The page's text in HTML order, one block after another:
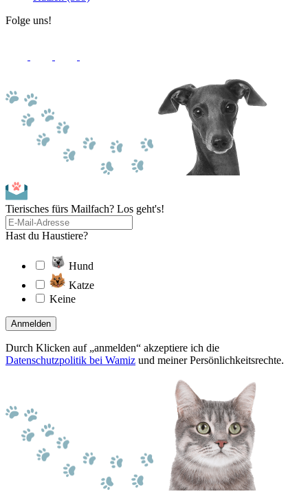
Folge uns!
Tierisches fürs Mailfach? Los geht's!
Hast du Haustiere?
Hund
Katze
Keine
Anmelden
Durch Klicken auf „anmelden“ akzeptiere ich die
Datenschutzpolitik bei Wamiz und meiner Persönlichkeitsrechte.